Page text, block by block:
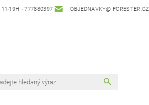
11-19H - 777880397 OBJEDNAVKY@IFORESTER.CZ